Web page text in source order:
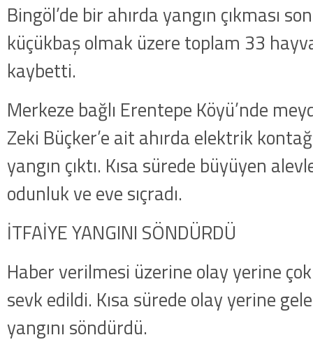
Bingöl’de bir ahırda yangın çıkması
küçükbaş olmak üzere toplam 33
kaybetti.
Merkeze bağlı Erentepe Köyü’nde
Zeki Büçker’e ait ahırda elektrik
yangın çıktı. Kısa sürede büyüyen
odunluk ve eve sıçradı.
İTFAİYE YANGINI SÖNDÜRDÜ
Haber verilmesi üzerine olay yerine
sevk edildi. Kısa sürede olay yerine
yangını söndürdü.